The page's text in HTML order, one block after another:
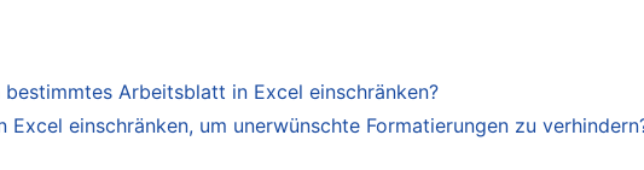
Arbeitsblatt in Excel einschränken?
Excel einschränken, um unerwünschte Formatierungen zu